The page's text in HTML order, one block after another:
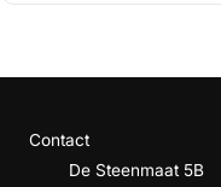
Contact
De Steenmaat 5B